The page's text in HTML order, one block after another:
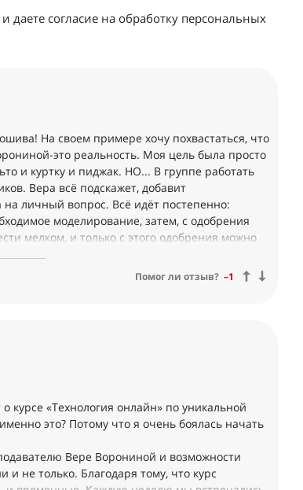
и даете согласие на обработку персональных
На своем примере хочу похвастаться, что
это реальность. Моя цель была просто
и куртку и пиджак. НО... В группе работать
Вера всё подскажет, добавит
личный вопрос. Всё идёт постепенно:
моделирование, затем, с одобрения
мелком, и только с этого одобрения можно
купить готовую вещь в магазине,
какие хочешь! Вот это класс! Дочери сделала
реально!
Помог ли отзыв? –1
курсе «Технология онлайн» по уникальной
это? Потому что я очень боялась начать
Вере Ворониной и возможности
не только. Благодаря тому, что курс